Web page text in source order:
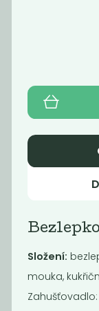
65Kč/ Kg
Složení:
mouka,